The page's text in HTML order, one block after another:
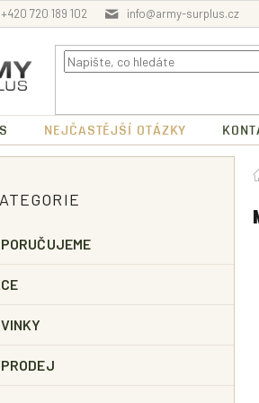
+420 720 189 102 info@army-surplus.cz
NEJČASTĚJŠÍ OTÁZKY